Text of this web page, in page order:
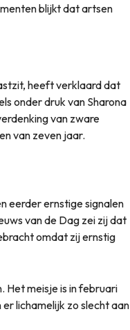
blijkt dat artsen
heeft verklaard dat
onder druk van Sharona
van zware
van zeven jaar.
eerder ernstige signalen
van de Dag zei zij dat
omdat zij ernstig
Het meisje is in februari
lichamelijk zo slecht aan